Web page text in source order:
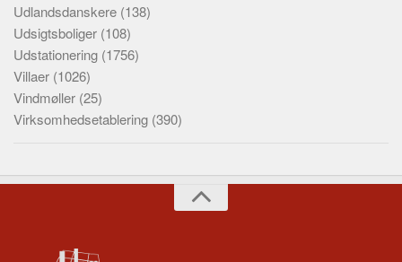
Udlandsdanskere (138)
Udsigtsboliger (108)
Udstationering (1756)
Villaer (1026)
Vindmøller (25)
Virksomhedsetablering (390)